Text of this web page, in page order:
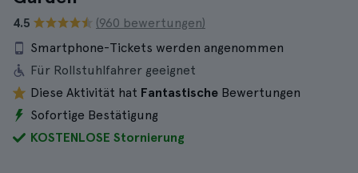
4.5
(960 bewertungen)
Smartphone-Tickets werden angenommen
Für Rollstuhlfahrer geeignet
Diese Aktivität hat Fantastische Bewertungen
Sofortige Bestätigung
KOSTENLOSE Stornierung